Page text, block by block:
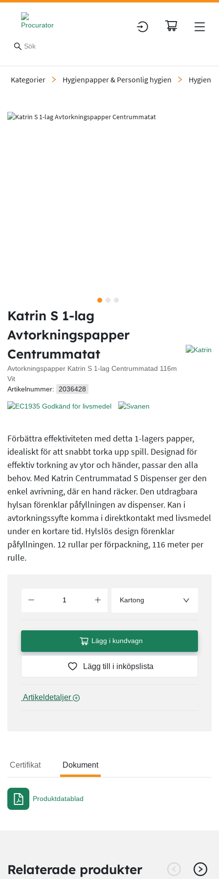
Kategorier Hygienpapper & Personlig hygien
Slide 1 of 3
Katrin S 1-lag
Avtorkningspapper
Centrummatat
Avtorkningspapper Katrin S 1-lag Centrummatad 116m
Vit
Artikelnummer:
2036428
Förbättra effektiviteten med detta 1-lagers papper,
idealiskt för att snabbt torka upp spill. Designad för
effektiv torkning av ytor och händer, passar den alla
behov. Med Katrin Centrummatad S Dispenser ger den
enkel avrivning, där en hand räcker. Den utdragbara
hylsan förenklar påfyllningen av dispenser. Kan i
avtorkningssyfte komma i direktkontakt med livsmedel
under en kortare tid. Hylslös design förenklar
påfyllningen. 12 rullar per förpackning, 116 meter per
rulle.
Kartong
Lägg i kundvagn
Lägg till i inköpslista
Certifikat Dokument
Dokument
Produktdatablad
Relaterade produkter